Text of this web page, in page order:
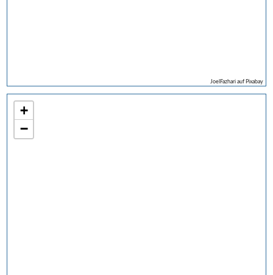
JoelFazhari auf Pixabay
+
−